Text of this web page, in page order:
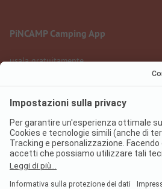
PiNCAMP Camping App
usala gratuitamente
Informazione legale
Protezione dati
Regolamento sui servizi digitali